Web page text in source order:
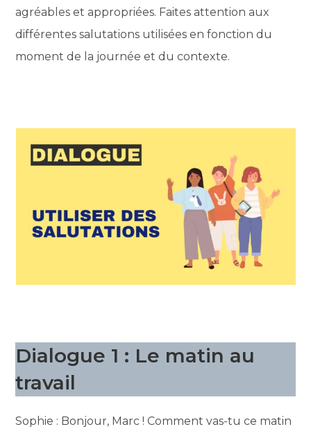
agréables et appropriées. Faites attention aux
différentes salutations utilisées en fonction du
moment de la journée et du contexte.
Dialogue 1 : Le matin au
travail
Sophie : Bonjour, Marc ! Comment vas-tu ce matin